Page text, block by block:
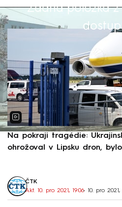
Žádná položka
Výběr redakce
Na pokraji tragédie:
ohrožoval v Lipsku dron,
ČTK
Akt. 10. pro 2021, 19:06• 10. pro 2021,